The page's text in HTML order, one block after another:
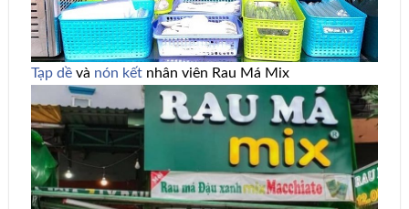
Tạp dề và nón kết nhân viên Rau Má Mix